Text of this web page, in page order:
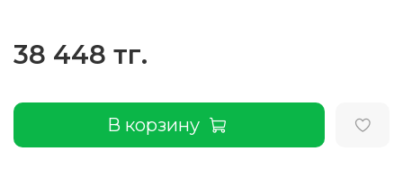
38 448 тг.
В корзину